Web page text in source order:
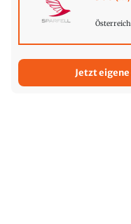
Österreich
Jetzt